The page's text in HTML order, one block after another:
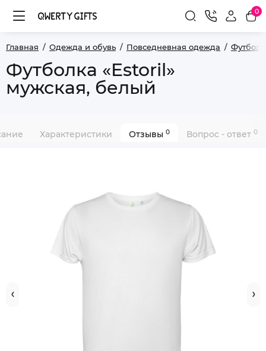
0
Главная Одежда и обувь Повседневная одежда
Футболка «Estoril»
мужская, белый
Характеристики Отзывы 0 Вопрос - ответ 0